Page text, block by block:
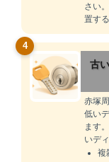
さい
置す
4
古
赤塚
低い
ます
いデ
複